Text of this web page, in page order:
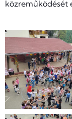
közreműködését